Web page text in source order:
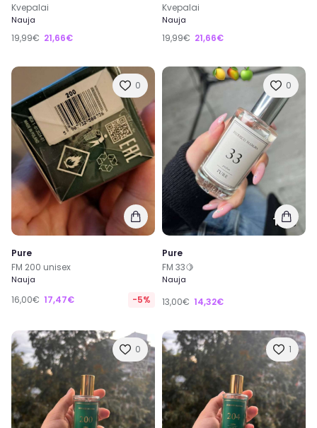
Kvepalai
Nauja
19,99€ 21,66€
Kvepalai
Nauja
19,99€ 21,66€
0
Pure
FM 200 unisex
Nauja
16,00€ 17,47€ -5%
0
Pure
FM 33🍋
Nauja
13,00€ 14,32€
0 1